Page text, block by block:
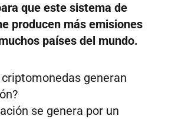
que este sistema de
producen más emisiones
países del mundo.
generan
se genera por un